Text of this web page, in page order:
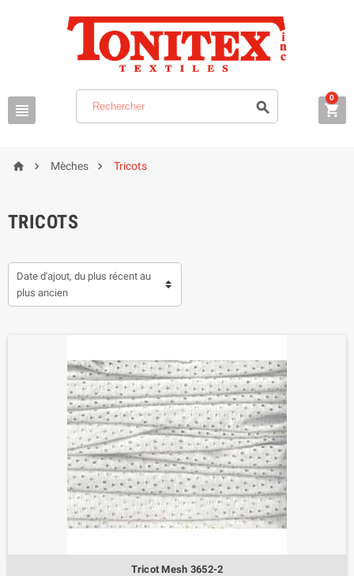
  
0
  Mèches  Tricots
TRICOTS
Date d'ajout, du plus récent au
plus ancien
Tricot Mesh 3652-2